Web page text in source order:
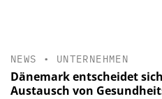
NEWS • UNTERNEHMEN
Dänemark entscheidet
Austausch von